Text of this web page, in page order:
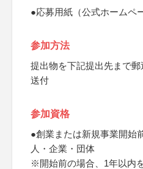
●応募用紙（公式ホームペ
参加方法
提出物を下記提出先まで
送付
参加資格
●創業または新規事業開始
人・企業・団体
※開始前の場合、1年以内